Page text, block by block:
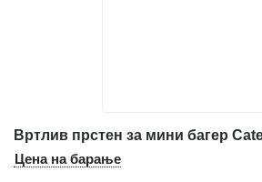
Вртлив прстен за мини багер
Цена на барање